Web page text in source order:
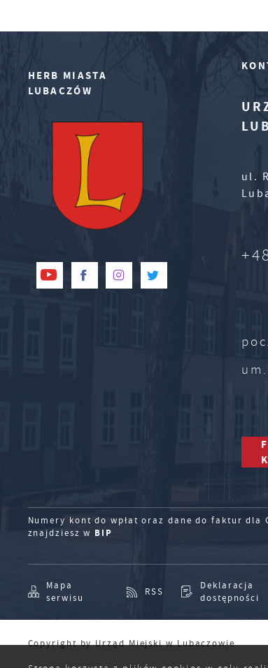
HERB MIASTA
LUBACZÓW
ul.
Numery kont do wpłat oraz dane do faktur dla
znajdziesz w BIP
Mapa
serwisu
RSS
Deklaracja
dostępności
Copyright by Urząd Miejski w Lubaczowie